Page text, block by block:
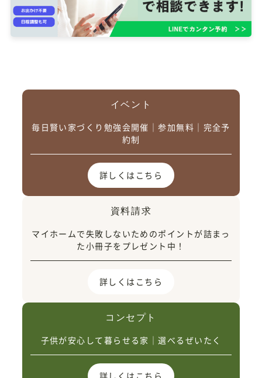
イベント
毎日賢い家づくり勉強会開催｜参加無料｜完全予
約制
詳しくはこちら
資料請求
マイホームで失敗しないためのポイントが詰まっ
た小冊子をプレゼント中！
詳しくはこちら
コンセプト
子供が安心して暮らせる家｜選べるぜいたく